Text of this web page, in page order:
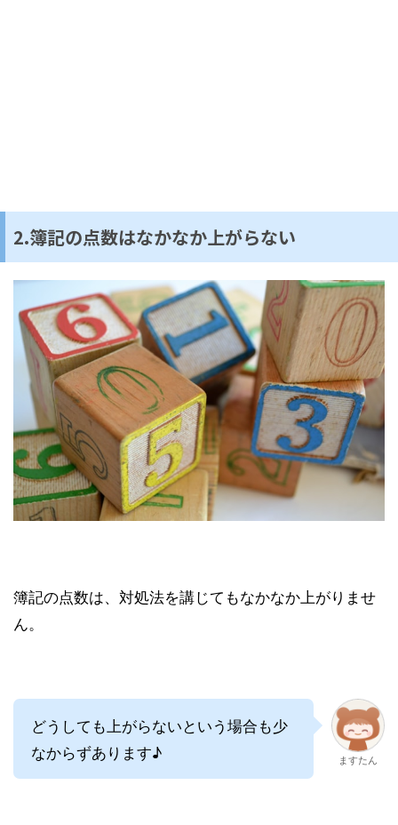
2.簿記の点数はなかなか上がらない
簿記の点数は、対処法を講じてもなかなか上がりませ
ん。
どうしても上がらないという場合も少
なからずあります♪
ますたん